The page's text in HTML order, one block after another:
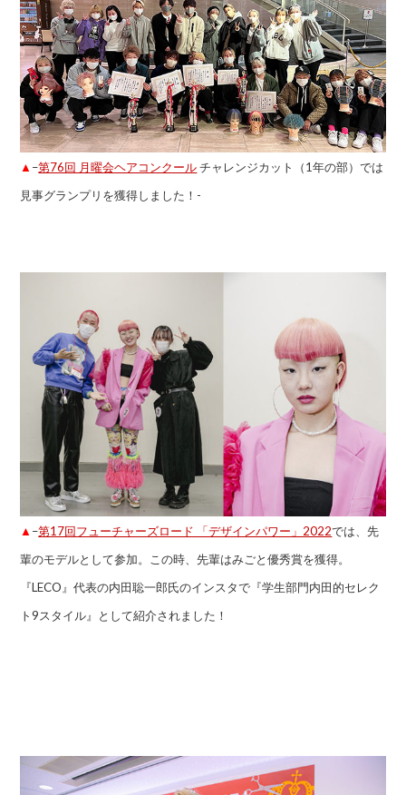
▲ –第76回 月曜会ヘアコンクールチャレンジカット（1年の部）では
見事グランプリを獲得しました！-
▲ –第17回フューチャーズロード 「デザインパワー」2022では、先
輩のモデルとして参加。この時、先輩はみごと優秀賞を獲得。
『LECO』代表の内田聡一郎氏のインスタで『学生部門内田的セレク
ト9スタイル』として紹介されました！